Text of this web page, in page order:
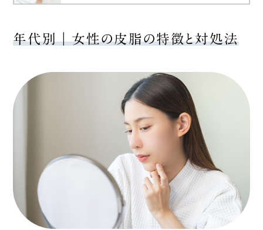
年代別｜女性の皮脂の特徴と対処法